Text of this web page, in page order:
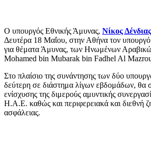
Ο υπουργός Εθνικής Άμυνας, Νίκος Δένδιας
Δευτέρα 18 Μαΐου, στην Αθήνα τον υπουργό
για θέματα Άμυνας, των Ηνωμένων
Mohamed bin Mubarak bin Fadhel Al
Στο πλαίσιο της συνάντησης των δύο
δεύτερη σε διάστημα λίγων εβδομάδων, θα
ενίσχυσης της διμερούς αμυντικής
Η.Α.Ε. καθώς και περιφερειακά και διεθνή
ασφάλειας.